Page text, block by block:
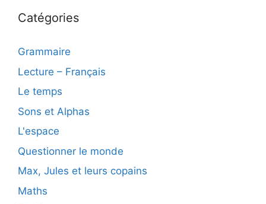
Catégories
Grammaire
Lecture – Français
Le temps
Sons et Alphas
L'espace
Questionner le monde
Max, Jules et leurs copains
Maths